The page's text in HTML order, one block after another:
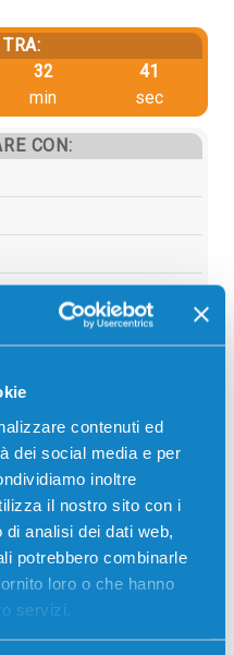
contenuti ed
dei social media e per
inoltre
il nostro sito con i
analisi dei dati web,
potrebbero combinarle
loro o che hanno
servizi.
32
min
40
sec
CON:
OD-3511N originale
Toshiba E-
351C, Toshiba E-